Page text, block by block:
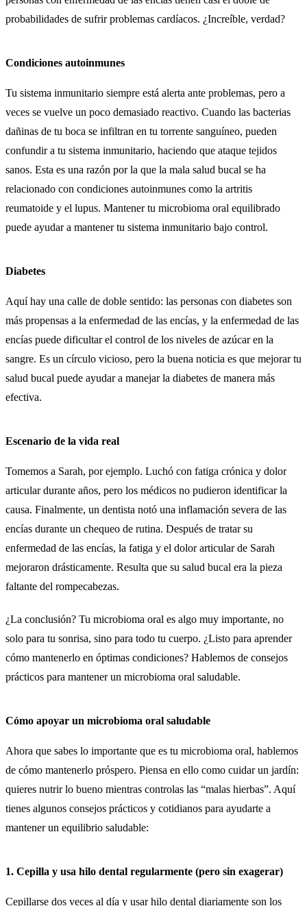
probabilidades de sufrir problemas cardíacos. ¿Increíble, verdad?
Condiciones autoinmunes
Tu sistema inmunitario siempre está alerta ante problemas, pero a
veces se vuelve un poco demasiado reactivo. Cuando las bacterias
dañinas de tu boca se infiltran en tu torrente sanguíneo, pueden
confundir a tu sistema inmunitario, haciendo que ataque tejidos
sanos. Esta es una razón por la que la mala salud bucal se ha
relacionado con condiciones autoinmunes como la artritis
reumatoide y el lupus. Mantener tu microbioma oral equilibrado
puede ayudar a mantener tu sistema inmunitario bajo control.
Diabetes
Aquí hay una calle de doble sentido: las personas con diabetes son
más propensas a la enfermedad de las encías, y la enfermedad de las
encías puede dificultar el control de los niveles de azúcar en la
sangre. Es un círculo vicioso, pero la buena noticia es que mejorar tu
salud bucal puede ayudar a manejar la diabetes de manera más
efectiva.
Escenario de la vida real
Tomemos a Sarah, por ejemplo. Luchó con fatiga crónica y dolor
articular durante años, pero los médicos no pudieron identificar la
causa. Finalmente, un dentista notó una inflamación severa de las
encías durante un chequeo de rutina. Después de tratar su
enfermedad de las encías, la fatiga y el dolor articular de Sarah
mejoraron drásticamente. Resulta que su salud bucal era la pieza
faltante del rompecabezas.
¿La conclusión? Tu microbioma oral es algo muy importante, no
solo para tu sonrisa, sino para todo tu cuerpo. ¿Listo para aprender
cómo mantenerlo en óptimas condiciones? Hablemos de consejos
prácticos para mantener un microbioma oral saludable.
Cómo apoyar un microbioma oral saludable
Ahora que sabes lo importante que es tu microbioma oral, hablemos
de cómo mantenerlo próspero. Piensa en ello como cuidar un jardín:
quieres nutrir lo bueno mientras controlas las “malas hierbas”. Aquí
tienes algunos consejos prácticos y cotidianos para ayudarte a
mantener un equilibrio saludable:
1. Cepilla y usa hilo dental regularmente (pero sin exagerar)
Cepillarse dos veces al día y usar hilo dental diariamente son los